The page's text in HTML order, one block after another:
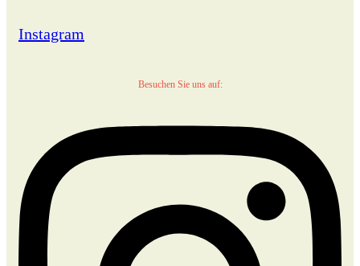
Instagram
Besuchen Sie uns auf: